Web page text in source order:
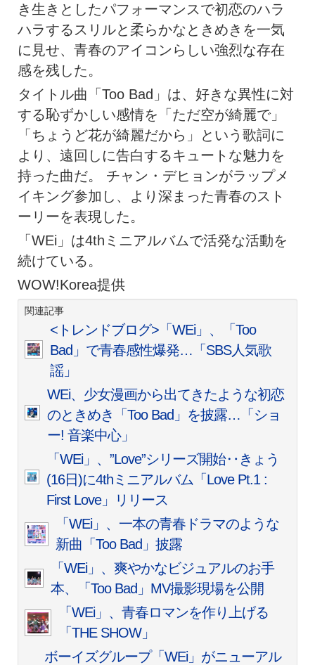
き生きとしたパフォーマンスで初恋のハラ
ハラするスリルと柔らかなときめきを一気
に見せ、青春のアイコンらしい強烈な存在
感を残した。
タイトル曲「Too Bad」は、好きな異性に対
する恥ずかしい感情を「ただ空が綺麗で」
「ちょうど花が綺麗だから」という歌詞に
より、遠回しに告白するキュートな魅力を
持った曲だ。 チャン・デヒョンがラップメ
イキング参加し、より深まった青春のスト
ーリーを表現した。
「WEi」は4thミニアルバムで活発な活動を
続けている。
WOW!Korea提供
関連記事
<トレンドブログ>「WEi」、「Too
Bad」で青春感性爆発…「SBS人気歌
謡」
WEi、少女漫画から出てきたような初恋
のときめき「Too Bad」を披露…「ショ
ー! 音楽中心」
「WEi」、”Love”シリーズ開始‥きょう
(16日)に4thミニアルバム「Love Pt.1 :
First Love」リリース
「WEi」、一本の青春ドラマのような
新曲「Too Bad」披露
「WEi」、爽やかなビジュアルのお手
本、「Too Bad」MV撮影現場を公開
「WEi」、青春ロマンを作り上げる
「THE SHOW」
ボーイズグループ「WEi」がニューアル